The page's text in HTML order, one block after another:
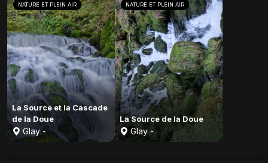
NATURE ET PLEIN AIR
La Source et la Cascade
de la Doue
Glay -
NATURE ET PLEIN AIR
La Source de la Doue
Glay -